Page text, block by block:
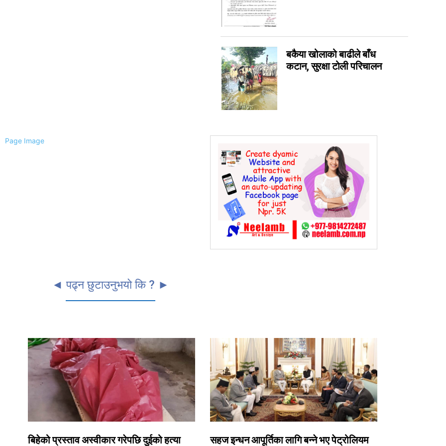
0
0
0
बकैया खोलाको बाढीले बाँध
कटान, सुरक्षा टोली परिचालन
◄ पढ्न छुटाउनुभयो कि ? ►
बिहेको प्रस्ताव अस्वीकार गरेपछि दुईको हत्या सहज इन्धन आपूर्तिका लागि बन्ने भए पेट्रोलियम